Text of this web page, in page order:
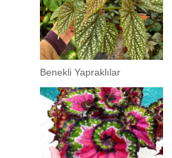
Benekli Yapraklılar